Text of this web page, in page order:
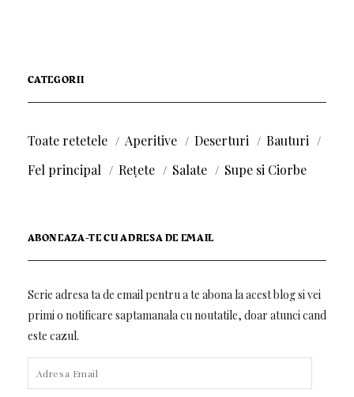
CATEGORII
Toate retetele Aperitive Deserturi
Bauturi
Fel principal
Rețete Salate Supe si Ciorbe
ABONEAZA-TE CU ADRESA DE EMAIL
Scrie adresa ta de email pentru a te abona la acest blog si vei
primi o notificare saptamanala cu noutatile, doar atunci cand
este cazul.
EMAIL